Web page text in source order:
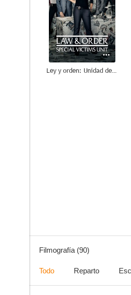
Ley y orden: Unidad de Víctimas Especiales
Filmografía (90)
Todo Reparto